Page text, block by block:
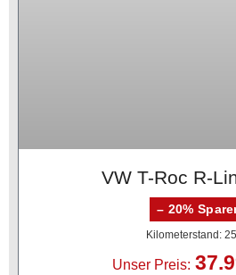
VW T-Roc R-
– 20%
Kilometerstand:
Unser Preis: